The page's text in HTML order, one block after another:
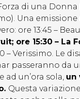
di una Donna
Una
ore 13:45 –
ore 15:30 – La
– Verissimo. Le
passeranno da
ad un’ora sola, un
Questa